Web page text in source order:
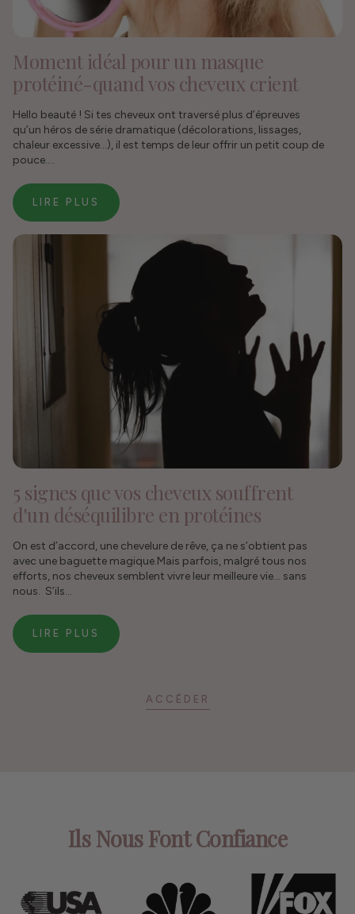
Moment idéal pour un masque
protéiné-quand vos cheveux crient
Hello beauté ! Si tes cheveux ont traversé plus d’épreuves
qu’un héros de série dramatique (décolorations, lissages,
chaleur excessive…), il est temps de leur offrir un petit coup de
pouce....
LIRE PLUS
5 signes que vos cheveux souffrent
d'un déséquilibre en protéines
On est d’accord, une chevelure de rêve, ça ne s’obtient pas
avec une baguette magique.Mais parfois, malgré tous nos
efforts, nos cheveux semblent vivre leur meilleure vie… sans
nous. S’ils...
LIRE PLUS
ACCÉDER
Ils Nous Font Confiance